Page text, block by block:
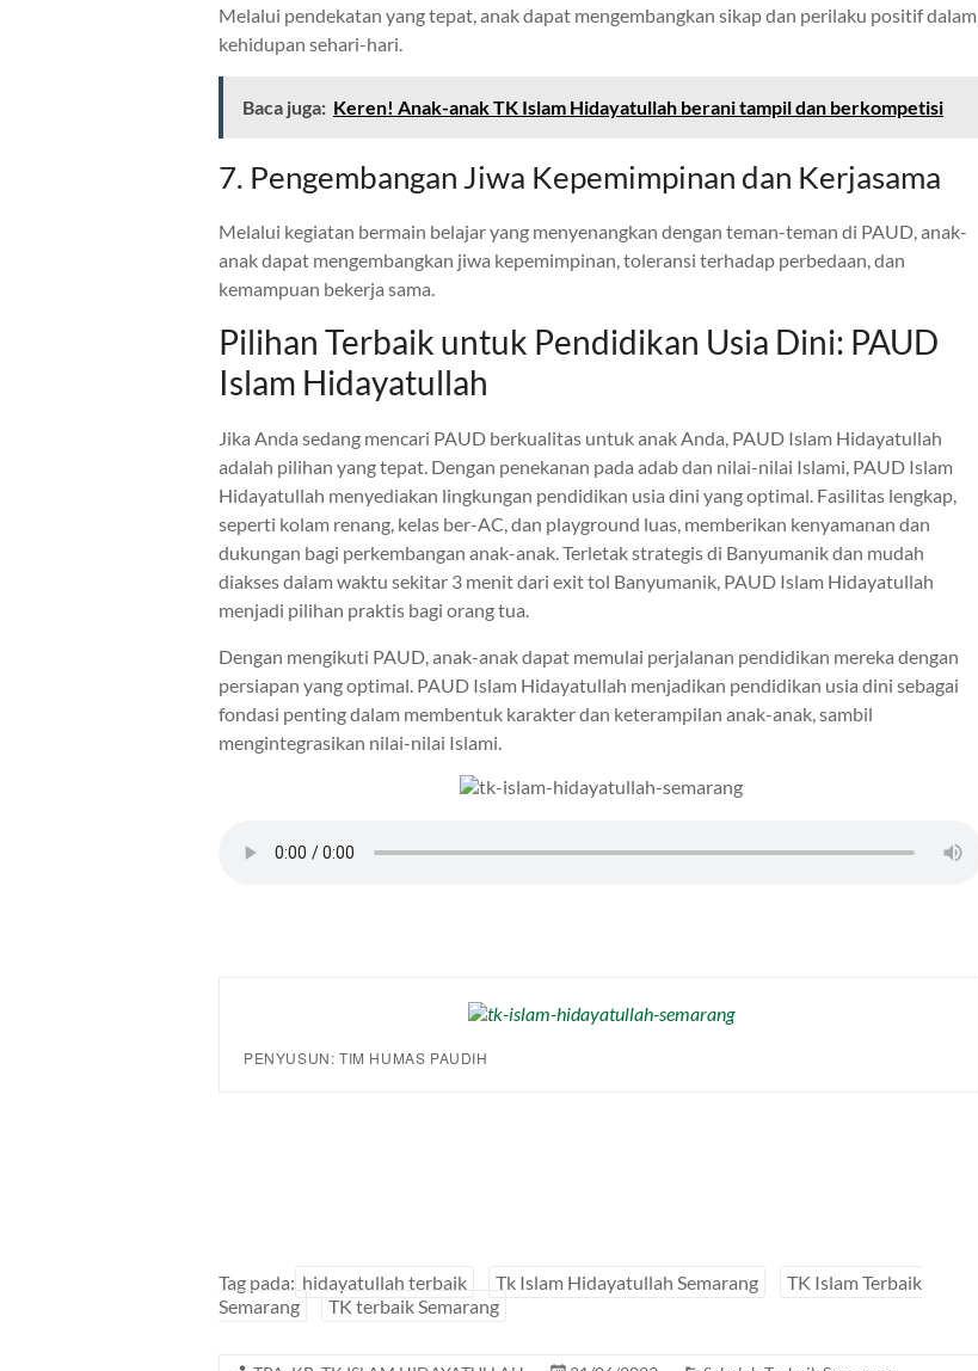
Melalui pendekatan yang tepat, anak dapat mengembangkan sikap dan perilaku positif dalam
kehidupan sehari-hari.
Baca juga: Keren! Anak-anak TK Islam Hidayatullah berani tampil dan berkompetisi
7. Pengembangan Jiwa Kepemimpinan dan Kerjasama
Melalui kegiatan bermain belajar yang menyenangkan dengan teman-teman di PAUD, anak-
anak dapat mengembangkan jiwa kepemimpinan, toleransi terhadap perbedaan, dan
kemampuan bekerja sama.
Pilihan Terbaik untuk Pendidikan Usia Dini: PAUD
Islam Hidayatullah
Jika Anda sedang mencari PAUD berkualitas untuk anak Anda, PAUD Islam Hidayatullah
adalah pilihan yang tepat. Dengan penekanan pada adab dan nilai-nilai Islami, PAUD Islam
Hidayatullah menyediakan lingkungan pendidikan usia dini yang optimal. Fasilitas lengkap,
seperti kolam renang, kelas ber-AC, dan playground luas, memberikan kenyamanan dan
dukungan bagi perkembangan anak-anak. Terletak strategis di Banyumanik dan mudah
diakses dalam waktu sekitar 3 menit dari exit tol Banyumanik, PAUD Islam Hidayatullah
menjadi pilihan praktis bagi orang tua.
Dengan mengikuti PAUD, anak-anak dapat memulai perjalanan pendidikan mereka dengan
persiapan yang optimal. PAUD Islam Hidayatullah menjadikan pendidikan usia dini sebagai
fondasi penting dalam membentuk karakter dan keterampilan anak-anak, sambil
mengintegrasikan nilai-nilai Islami.
PENYUSUN: TIM HUMAS PAUDIH
Tag pada: hidayatullah terbaik Tk Islam Hidayatullah Semarang
TK Islam Terbaik
Semarang
TK terbaik Semarang